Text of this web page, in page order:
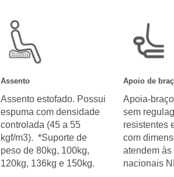
Assento
Assento estofado. Possui
espuma com densidade
controlada (45 a 55
kgf/m3). *Suporte de
peso de 80kg, 100kg,
120kg, 136kg e 150kg.
Apoio de
Apoia-
sem
resistentes
com
atendem às
nacionais